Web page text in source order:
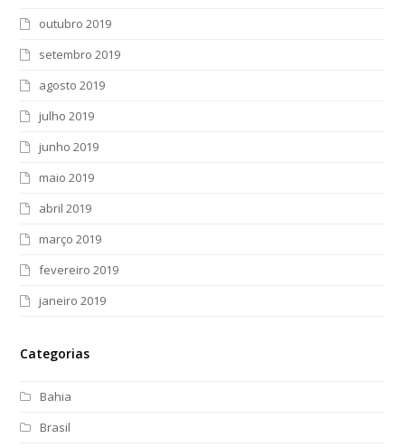
outubro 2019
setembro 2019
agosto 2019
julho 2019
junho 2019
maio 2019
abril 2019
março 2019
fevereiro 2019
janeiro 2019
Categorias
Bahia
Brasil